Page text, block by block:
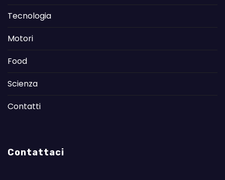
Tecnologia
Motori
Food
Scienza
Contatti
Contattaci